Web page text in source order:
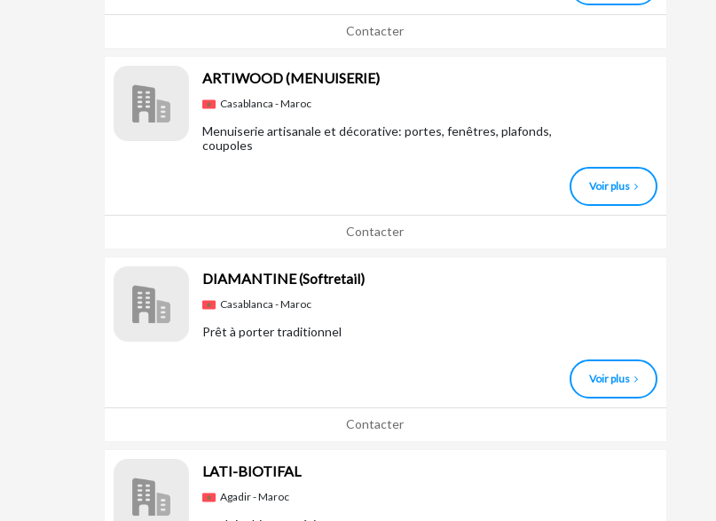
Contacter
ARTIWOOD (MENUISERIE)
Casablanca - Maroc
Menuiserie artisanale et décorative: portes, fenêtres, plafonds,
coupoles
Voir plus
Contacter
DIAMANTINE(Softretail)
Casablanca - Maroc
Prêt à porter traditionnel
Voir plus
Contacter
LATI-BIOTIFAL
Agadir - Maroc